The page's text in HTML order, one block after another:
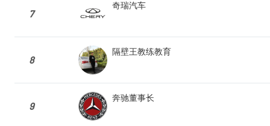
7
奇瑞汽车
8
隔壁王教练教育
9
奔驰董事长